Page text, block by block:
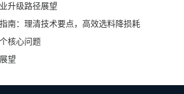
升级路径展望
南：理清技术要点，高效选料降损耗
核心问题
望